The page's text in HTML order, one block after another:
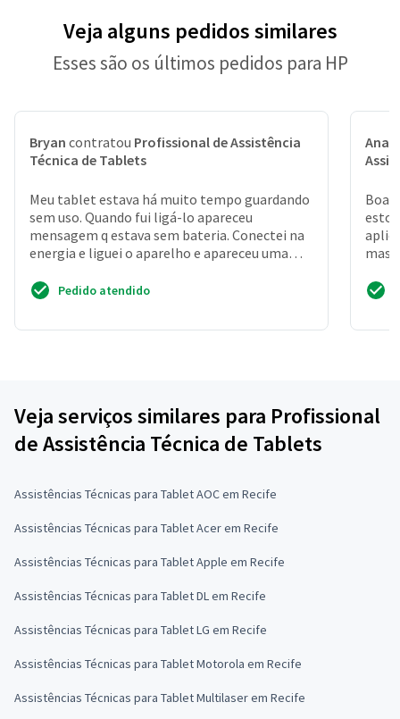
Veja alguns pedidos similares
Esses são os últimos pedidos para HP
Bryan contratou Profissional de Assistência
Técnica de Tablets
Meu tablet estava há muito tempo guardando
sem uso. Quando fui ligá-lo apareceu
mensagem q estava sem bateria. Conectei na
energia e liguei o aparelho e apareceu uma
Pedido atendido
Ana
Boa
mas
Veja serviços similares para Profissional
de Assistência Técnica de Tablets
Assistências Técnicas para Tablet AOC em Recife
Assistências Técnicas para Tablet Acer em Recife
Assistências Técnicas para Tablet Apple em Recife
Assistências Técnicas para Tablet DL em Recife
Assistências Técnicas para Tablet LG em Recife
Assistências Técnicas para Tablet Motorola em Recife
Assistências Técnicas para Tablet Multilaser em Recife